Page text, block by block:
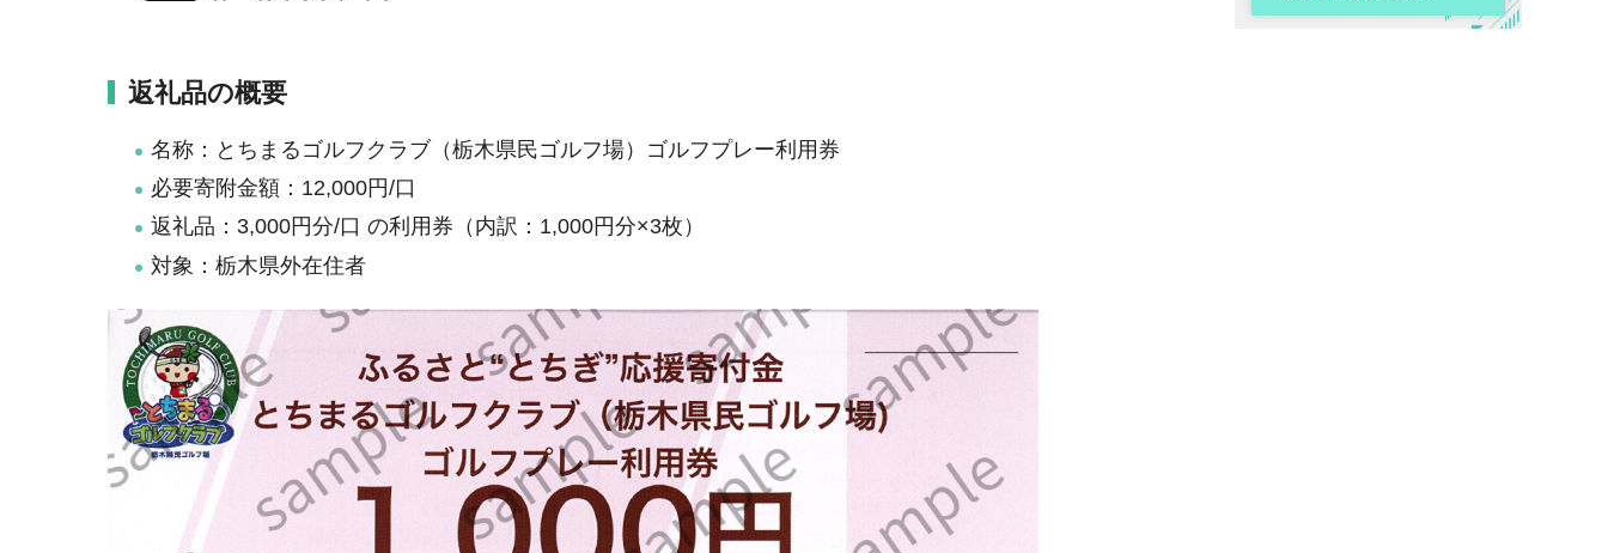
返礼品の概要
名称：とちまるゴルフクラブ（栃木県民ゴルフ場）ゴルフプレー利用券
必要寄附金額：12,000円/口
返礼品：3,000円分/口 の利用券（内訳：1,000円分×3枚）
対象：栃木県外在住者